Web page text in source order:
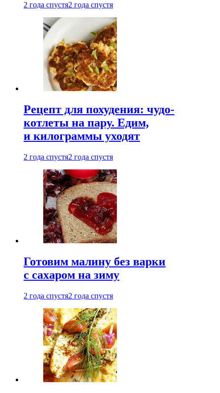
2 года спустя2 года спустя
Рецепт для похудения: чудо-
котлеты на пару. Едим,
и килограммы уходят
2 года спустя2 года спустя
Готовим малину без варки
с сахаром на зиму
2 года спустя2 года спустя